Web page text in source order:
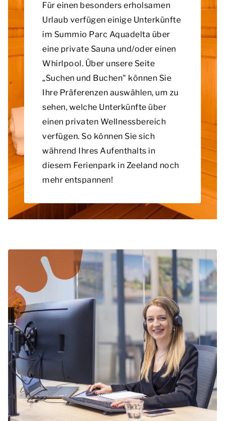
Für einen besonders erholsamen
Urlaub verfügen einige Unterkünfte
im Summio Parc Aquadelta über
eine private Sauna und/oder einen
Whirlpool. Über unsere Seite
„Suchen und Buchen" können Sie
Ihre Präferenzen auswählen, um zu
sehen, welche Unterkünfte über
einen privaten Wellnessbereich
verfügen. So können Sie sich
während Ihres Aufenthalts in
diesem Ferienpark in Zeeland noch
mehr entspannen!